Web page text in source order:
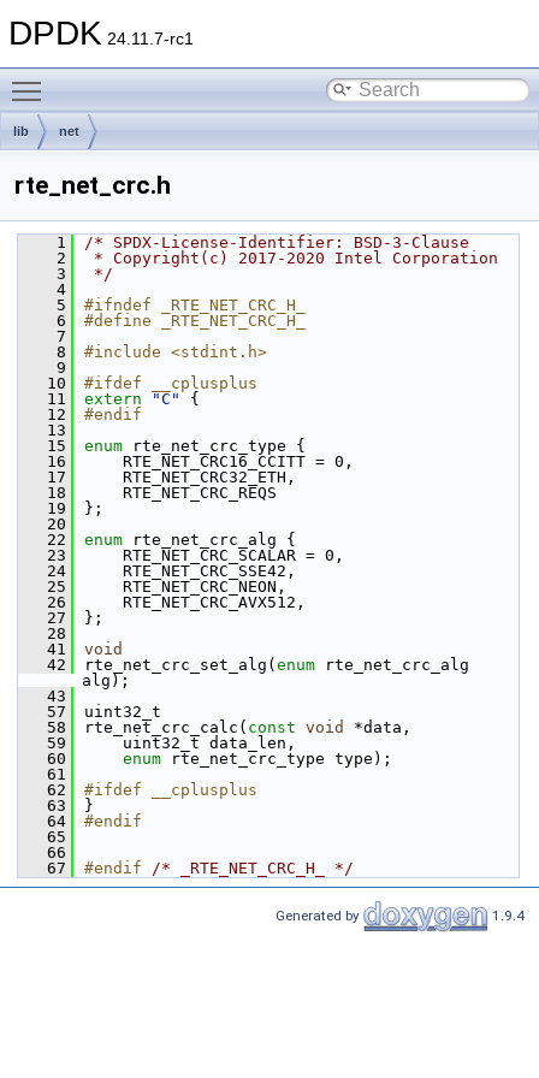
DPDK 24.11.7-rc1
lib net
rte_net_crc.h
    1
/* SPDX-License-Identifier: BSD-3-Clause
    2
* Copyright(c) 2017-2020 Intel Corporation
    3
*/
    4
    5
#ifndef _RTE_NET_CRC_H_
    6
#define _RTE_NET_CRC_H_
    7
    8
#include <stdint.h>
    9
   10
#ifdef __cplusplus
   11
extern "C"
{
   12
#endif
   13
   15
enum rte_net_crc_type {
   16
    RTE_NET_CRC16_CCITT = 0,
   17
    RTE_NET_CRC32_ETH,
   18
    RTE_NET_CRC_REQS
   19
};
   20
   22
enum rte_net_crc_alg {
   23
    RTE_NET_CRC_SCALAR = 0,
   24
    RTE_NET_CRC_SSE42,
   25
    RTE_NET_CRC_NEON,
   26
    RTE_NET_CRC_AVX512,
   27
};
   28
   41
void
   42
rte_net_crc_set_alg( enum rte_net_crc_alg
alg);
   43
   57
uint32_t
   58
rte_net_crc_calc( const void
*data,
   59
    uint32_t data_len,
   60
enum rte_net_crc_type type);
   61
   62
#ifdef __cplusplus
   63
}
   64
#endif
   65
   66
   67
#endif /* _RTE_NET_CRC_H_ */
Generated by 1.9.4